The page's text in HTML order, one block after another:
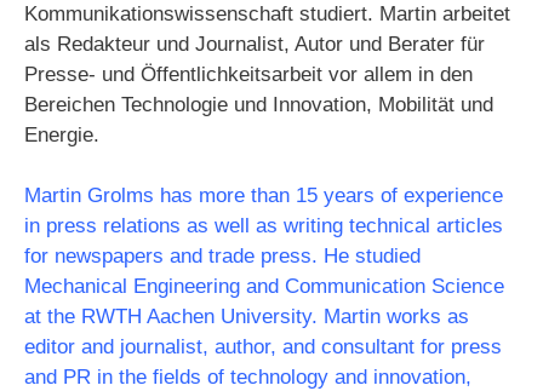
Kommunikationswissenschaft studiert. Martin arbeitet
als Redakteur und Journalist, Autor und Berater für
Presse- und Öffentlichkeitsarbeit vor allem in den
Bereichen Technologie und Innovation, Mobilität und
Energie.
Martin Grolms has more than 15 years of experience
in press relations as well as writing technical articles
for newspapers and trade press. He studied
Mechanical Engineering and Communication Science
at the RWTH Aachen University. Martin works as
editor and journalist, author, and consultant for press
and PR in the fields of technology and innovation,